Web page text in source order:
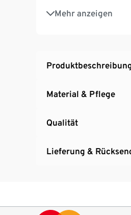
Mehr anzeigen
Strapazierfähige
2 Eingrifftaschen
Material & Pflege
Qualität
Lieferung &